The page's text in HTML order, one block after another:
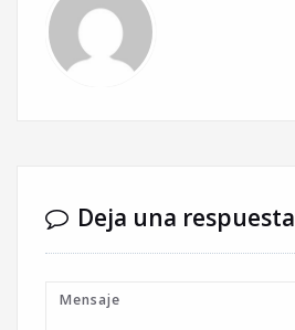
Deja una respuesta